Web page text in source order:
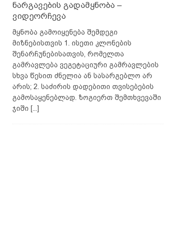
ნარგავების გადამყნობა –
ვიდეორჩევა
მყნობა გამოიყენება შემდეგი
მიზნებისთვის 1. ისეთი კლონების
შენარჩუნებისათვის, რომელთა
გამრავლება ვეგეტაციური გამრავლების
სხვა წესით ძნელია ან სასარგებლო არ
არის; 2. საძირის დადებითი თვისებების
გამოსაყენებლად. ზოგიერთ შემთხვევაში
ჯიში [...]